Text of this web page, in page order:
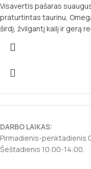
Visavertis pašaras
praturtintas taurinu,
širdį, žvilgantį kailį ir gerą
DARBO LAIKAS:
Pirmadienis-penktadienis
Šeštadienis 10:00-14:00.